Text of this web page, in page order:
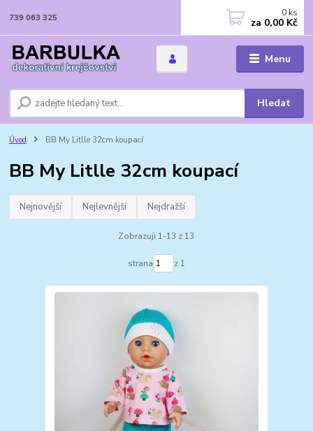
Menu
Hledat
739 063 325 0 ks
za 0,00 Kč
Úvod BB My Litlle 32cm koupací
BB My Litlle 32cm koupací
Nejnovější Nejlevnější Nejdražší
Zobrazuji 1-13 z 13
strana z 1